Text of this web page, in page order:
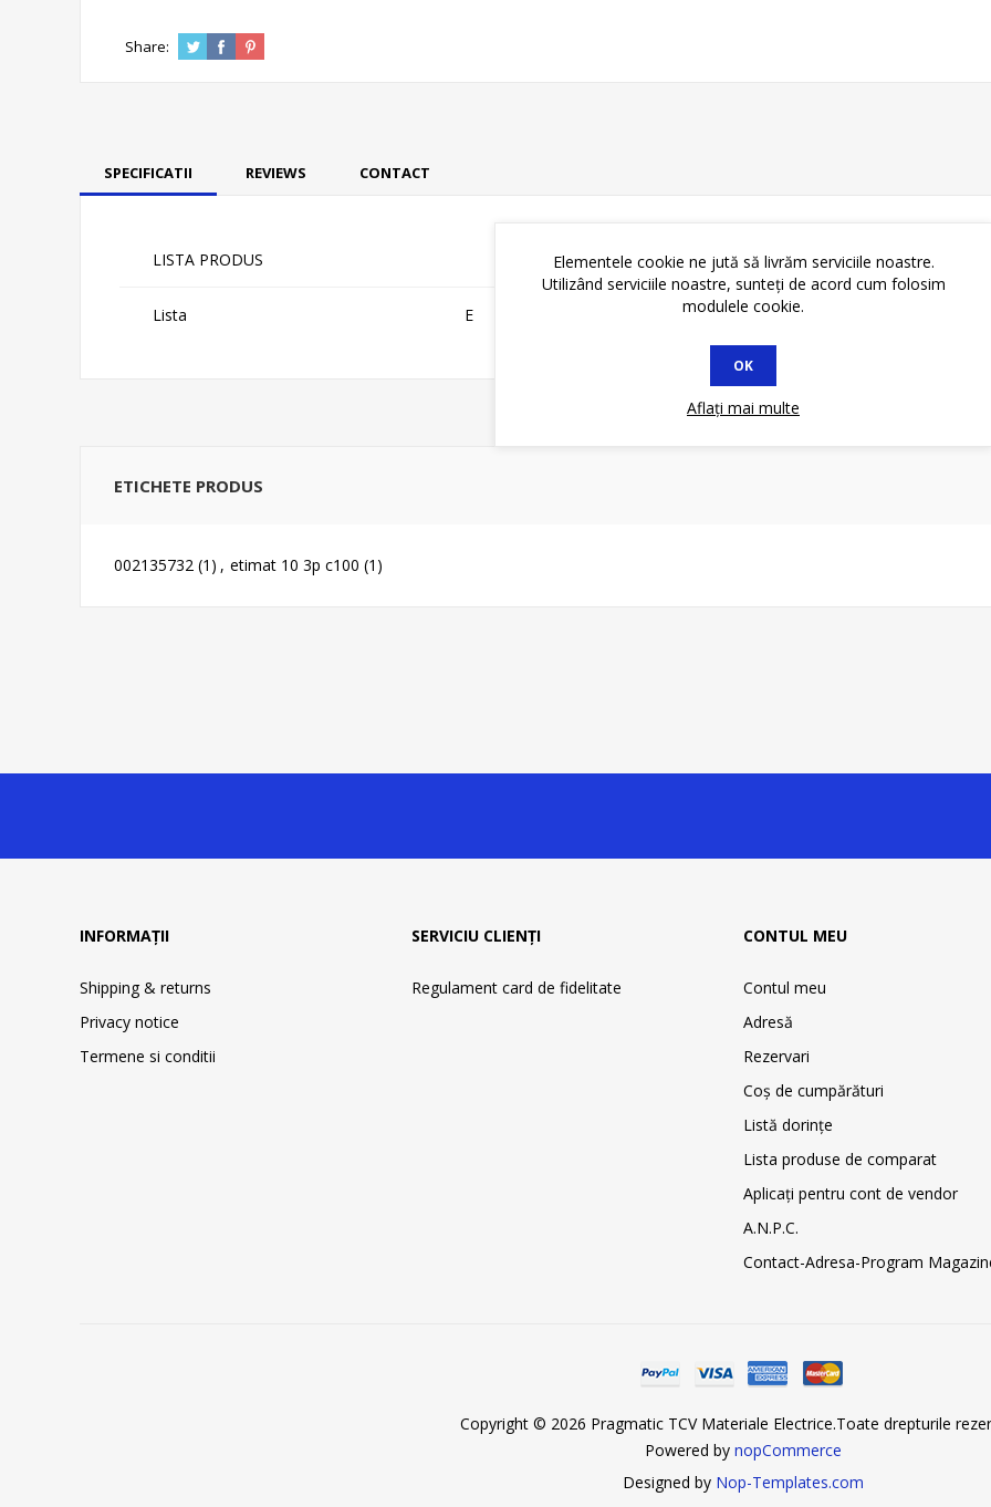
Share:
SPECIFICATII REVIEWS CONTACT
LISTA PRODUS
Lista E
ETICHETE PRODUS
002135732 (1) , etimat 10 3p c100 (1)
INFORMAȚII
Shipping & returns
Privacy notice
Termene si conditii
SERVICIU CLIENȚI
Regulament card de fidelitate
CONTUL MEU
Contul meu
Adresă
Rezervari
Coş de cumpărături
Listă dorințe
Lista produse de comparat
Aplicați pentru cont de vendor
A.N.P.C.
Contact-Adresa-Program
Copyright © 2026 Pragmatic TCV Materiale Electrice.Toate drepturile
Powered by nopCommerce
Designed by Nop-Templates.com
Elementele cookie ne jută să livrăm serviciile noastre.
Utilizând serviciile noastre, sunteți de acord cum folosim
modulele cookie.
OK
Aflați mai multe